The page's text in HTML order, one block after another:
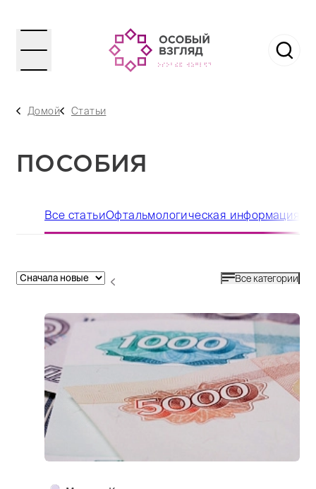
Домой Статьи
ПОСОБИЯ
Все статьиОфтальмологическая информация
Все категории